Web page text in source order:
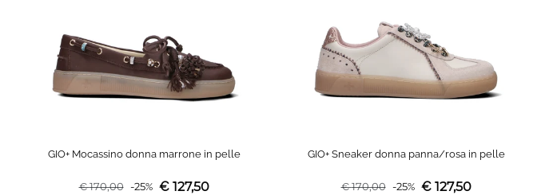
GIO+ Mocassino donna marrone in pelle
€170,00 -25% € 127,50
GIO+ Sneaker donna panna/rosa in pelle
€170,00 -25% € 127,50